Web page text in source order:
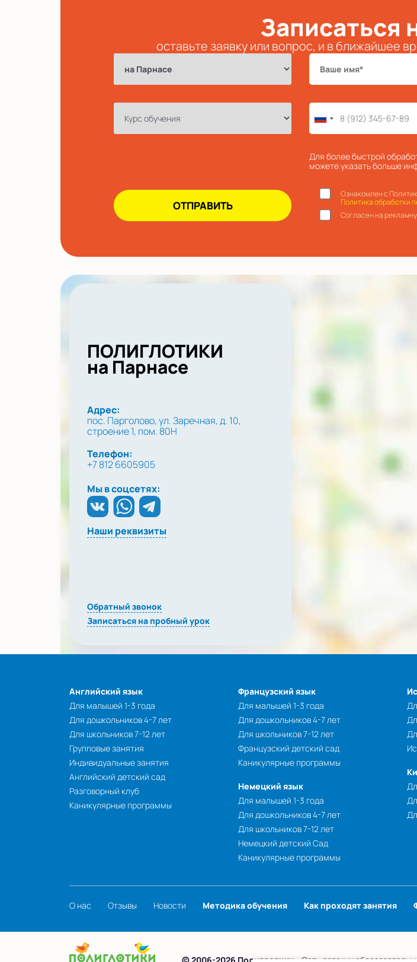
Записаться
оставьте заявку или вопрос, и в ближайшее
Для более быстрой
можете указать больше
Ознакомлен с
Политика обработки
Согласен на
ПОЛИГЛОТИКИ
на Парнасе
Адрес:
пос. Парголово, ул. Заречная, д. 10,
строение 1, пом. 80Н
Телефон:
+7 812 6605905
Мы в соцсетях:
Наши реквизиты
Обратный звонок
Записаться на пробный урок
Английский язык
Для малышей 1-3 года
Для дошкольников 4-7 лет
Для школьников 7-12 лет
Групповые занятия
Индивидуальные занятия
Английский детский сад
Разговорный клуб
Каникулярные программы
Французский язык
Для малышей 1-3 года
Для дошкольников 4-7 лет
Для школьников 7-12 лет
Французский детский сад
Каникулярные программы
Немецкий язык
Для малышей 1-3 года
Для дошкольников 4-7 лет
Для школьников 7-12 лет
Немецкий детский Сад
Каникулярные программы
О нас Отзывы Новости Методика обучения Как проходят занятия